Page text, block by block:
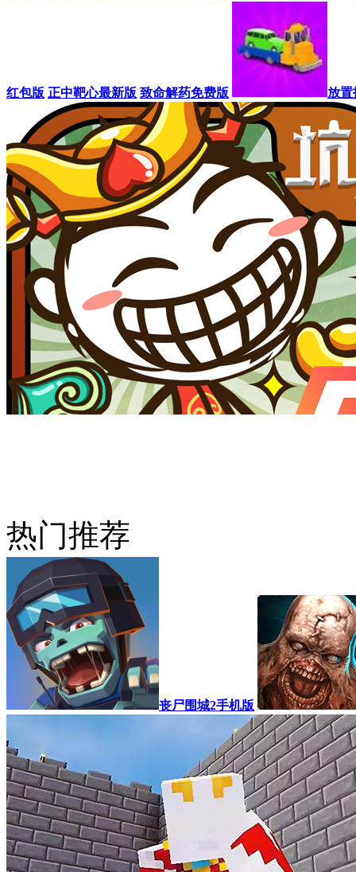
红包版 正中靶心最新版
热门推荐
丧尸围城2手机版